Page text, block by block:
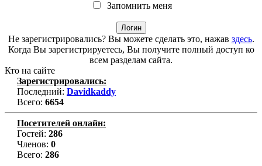
Запомнить меня
Не зарегистрировались? Вы можете сделать это, нажав здесь.
Когда Вы зарегистрируетесь, Вы получите полный доступ ко
всем разделам сайта.
Кто на сайте
Зарегистрировались:
Последний: Davidkaddy
Всего: 6654
Посетителей онлайн:
Гостей: 286
Членов: 0
Всего: 286